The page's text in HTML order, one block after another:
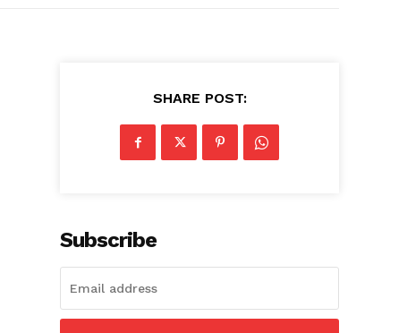
SHARE POST:
Subscribe